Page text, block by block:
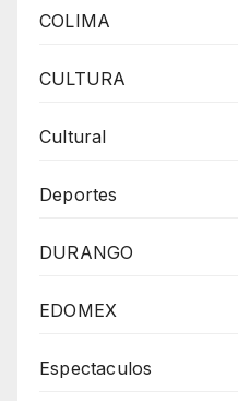
COLIMA
CULTURA
Cultural
Deportes
DURANGO
EDOMEX
Espectaculos